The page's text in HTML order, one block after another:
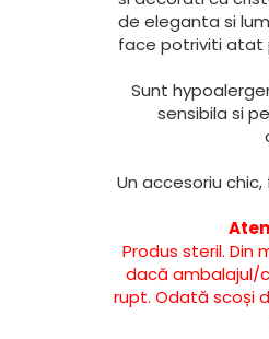
de eleganta si
face potriviti atat
Sunt
sensibila si
Un accesoriu
Produs steril. Din
dacă ambalajul/
rupt. Odată scoși